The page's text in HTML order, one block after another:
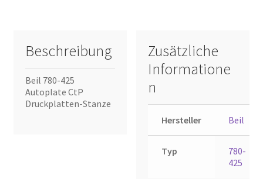
Beschreibung
Beil 780-425
Autoplate CtP
Druckplatten-Stanze
Zusätzliche
Informatione
n
Hersteller Beil
Typ
780-
425